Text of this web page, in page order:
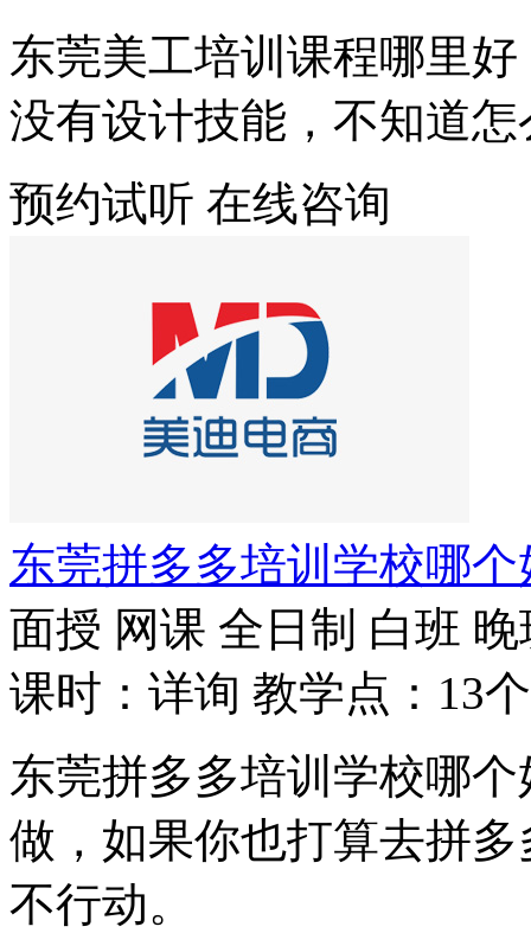
东莞美工培训课程哪里
没有设计技能，不知道
预约试听 在线咨询
东莞拼多多培训学校哪个
面授 网课 全日制 白班 晚
课时：详询 教学点：13个
东莞拼多多培训学校哪
做，如果你也打算去拼
不行动。